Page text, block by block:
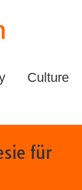
Culture
für